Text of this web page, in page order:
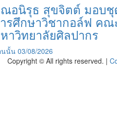
อนิรุธ สุขจิตต์ มอบ
รศึกษาวิชากอล์ฟ คณ
าวิทยาลัยศิลปากร
นนั้น 03/08/2026
Copyright © All rights reserved. |